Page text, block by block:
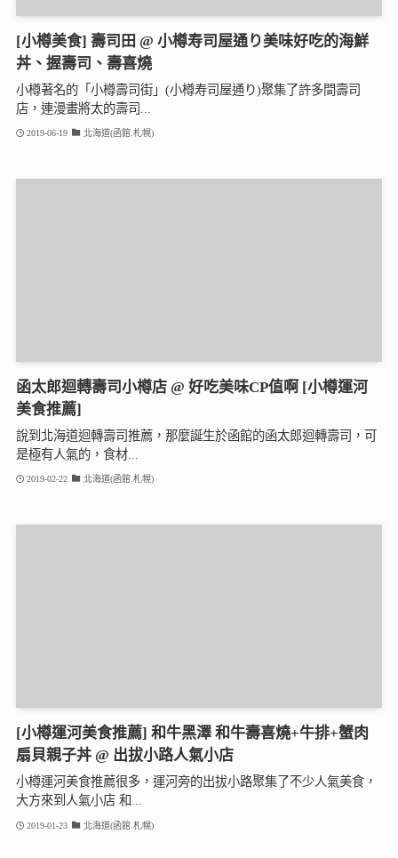
[小樽美食] 壽司田 @ 小樽寿司屋通り美味好吃的海鮮
丼、握壽司、壽喜燒
小樽著名的「小樽壽司街」(小樽寿司屋通り)聚集了許多間壽司
店，連漫畫將太的壽司...
2019-06-19 北海道(函館.札幌)
函太郎迴轉壽司小樽店 @ 好吃美味CP值啊 [小樽運河
美食推薦]
說到北海道迴轉壽司推薦，那麼誕生於函館的函太郎迴轉壽司，可
是極有人氣的，食材...
2019-02-22 北海道(函館.札幌)
[小樽運河美食推薦] 和牛黑澤 和牛壽喜燒+牛排+蟹肉
扇貝親子丼 @ 出拔小路人氣小店
小樽運河美食推薦很多，運河旁的出拔小路聚集了不少人氣美食，
大方來到人氣小店 和...
2019-01-23 北海道(函館.札幌)